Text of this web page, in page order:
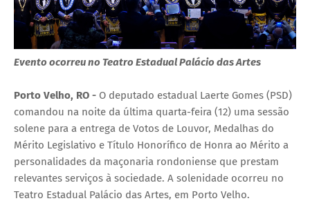
Evento ocorreu no Teatro Estadual Palácio das Artes
Porto Velho, RO - O deputado estadual Laerte Gomes (PSD)
comandou na noite da última quarta-feira (12) uma sessão
solene para a entrega de Votos de Louvor, Medalhas do
Mérito Legislativo e Título Honorífico de Honra ao Mérito a
personalidades da maçonaria rondoniense que prestam
relevantes serviços à sociedade. A solenidade ocorreu no
Teatro Estadual Palácio das Artes, em Porto Velho.